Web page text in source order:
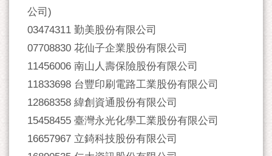
公司)
03474311 勤美股份有限公司
07708830 花仙子企業股份有限公司
11456006 南山人壽保險股份有限公司
11833698 台豐印刷電路工業股份有限公司
12868358 緯創資通股份有限公司
15458455 臺灣永光化學工業股份有限公司
16657967 立錡科技股份有限公司